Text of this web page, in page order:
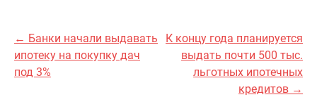
← Банки начали выдавать
ипотеку на покупку дач
под 3%
К концу года планируется
выдать почти 500 тыс.
льготных ипотечных
кредитов →